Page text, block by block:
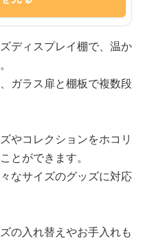
ディスプレイ棚で、温か
ガラス扉と棚板で複数段
やコレクションをホコリ
とができます。
なサイズのグッズに対応
の入れ替えやお手入れも